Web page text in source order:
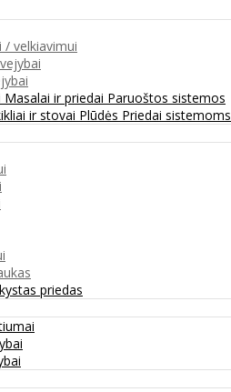
/ velkiavimui
Masalai ir priedai Paruoštos sistemos
ir stovai Plūdės Priedai sistemoms
priedas